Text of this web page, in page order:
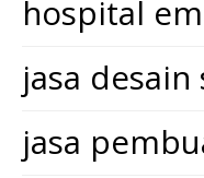
hospital
jasa
jasa